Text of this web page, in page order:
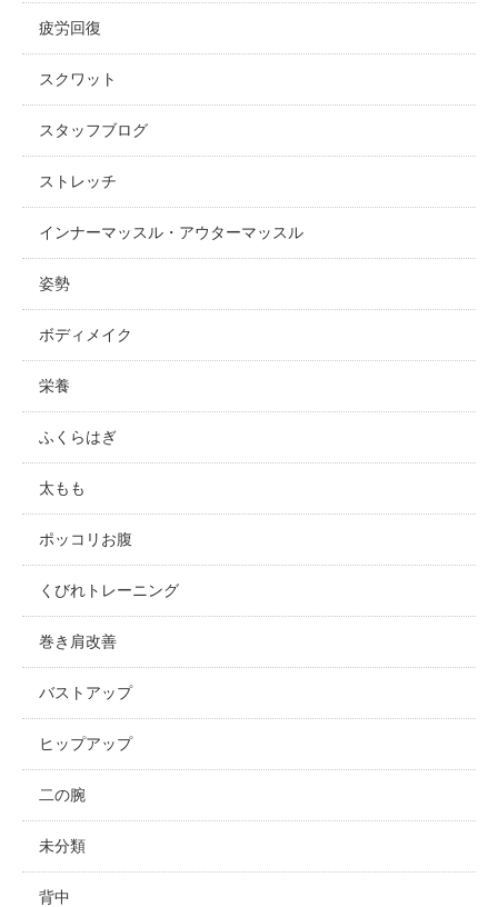
疲労回復
スクワット
スタッフブログ
ストレッチ
インナーマッスル・アウターマッスル
姿勢
ボディメイク
栄養
ふくらはぎ
太もも
ポッコリお腹
くびれトレーニング
巻き肩改善
バストアップ
ヒップアップ
二の腕
未分類
背中